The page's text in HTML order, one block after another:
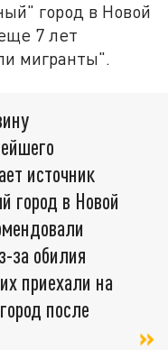
город в Новой
7 лет
мигранты".
источник
город в Новой
за обилия
приехали на
после